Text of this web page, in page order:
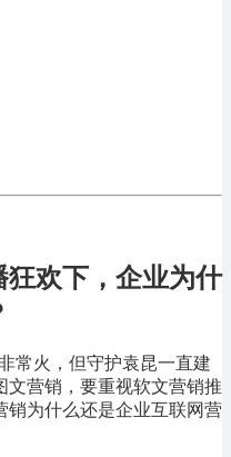
欢下，企业为什
常火，但守护袁昆一直建
文营销，要重视软文营销推
销为什么还是企业互联网营